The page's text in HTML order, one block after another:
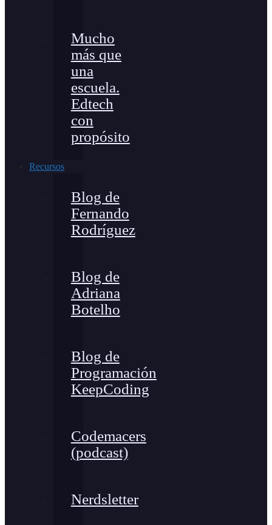
Mucho
más que
una
escuela.
Edtech
con
propósito
Recursos
Blog de
Fernando
Rodríguez
Blog de
Adriana
Botelho
Blog de
Programación
KeepCoding
Codemacers
(podcast)
Nerdsletter